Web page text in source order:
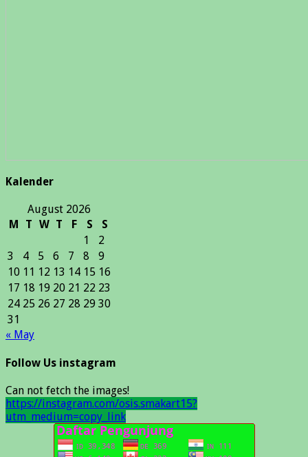
Kalender
August 2026
M
T W T F S
S
1
2
3
4 5 6 7 8
9
10 11 12 13 14 15 16
17 18 19 20 21 22 23
24 25 26 27 28 29 30
31
« May
Follow Us instagram
Can not fetch the images!
https://instagram.com/osis.smakart15?
utm_medium=copy_link